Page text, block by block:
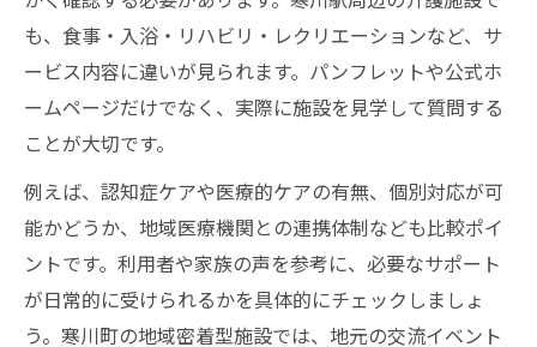
も、食事・入浴・リハビリ・レクリエーションなど、サ
ービス内容に違いが見られます。パンフレットや公式ホ
ームページだけでなく、実際に施設を見学して質問する
ことが大切です。
例えば、認知症ケアや医療的ケアの有無、個別対応が可
能かどうか、地域医療機関との連携体制なども比較ポイ
ントです。利用者や家族の声を参考に、必要なサポート
が日常的に受けられるかを具体的にチェックしましょ
う。寒川町の地域密着型施設では、地元の交流イベント